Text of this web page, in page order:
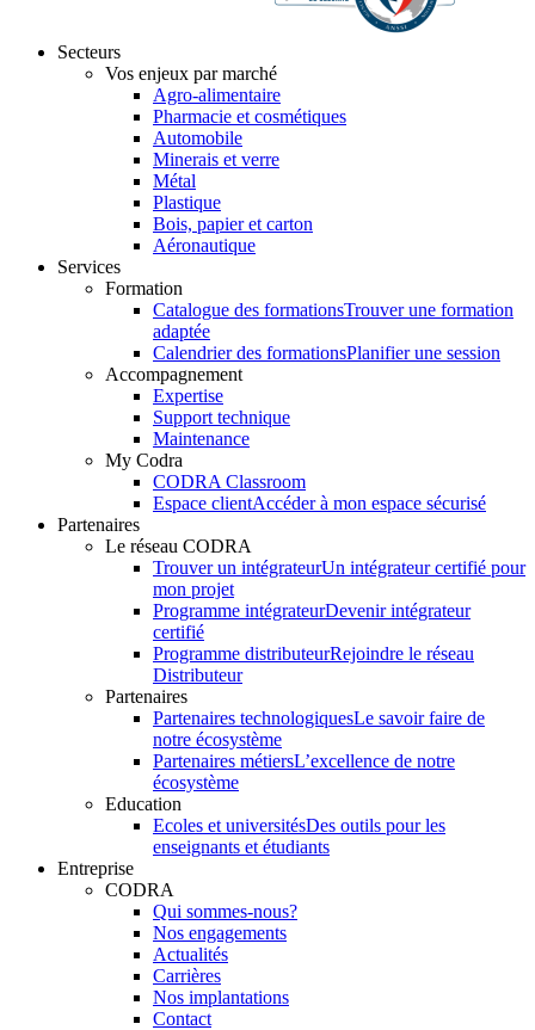
Secteurs
Vos enjeux par marché
Agro-alimentaire
Pharmacie et cosmétiques
Automobile
Minerais et verre
Métal
Plastique
Bois, papier et carton
Aéronautique
Services
Formation
Catalogue des formationsTrouver une formation
adaptée
Calendrier des formationsPlanifier une session
Accompagnement
Expertise
Support technique
Maintenance
My Codra
CODRA Classroom
Espace clientAccéder à mon espace sécurisé
Partenaires
Le réseau CODRA
Trouver un intégrateurUn intégrateur certifié pour
mon projet
Programme intégrateurDevenir intégrateur
certifié
Programme distributeurRejoindre le réseau
Distributeur
Partenaires
Partenaires technologiquesLe savoir faire de
notre écosystème
Partenaires métiersL’excellence de notre
écosystème
Education
Ecoles et universitésDes outils pour les
enseignants et étudiants
Entreprise
CODRA
Qui sommes-nous?
Nos engagements
Actualités
Carrières
Nos implantations
Contact